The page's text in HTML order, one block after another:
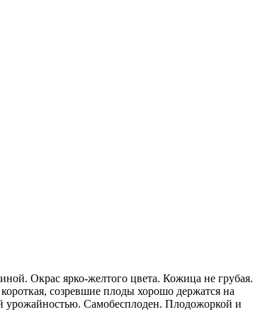
Окрас ярко-желтого цвета. Кожица не грубая.
созревшие плоды хорошо держатся на
урожайностью. Самобесплоден. Плодожоркой и